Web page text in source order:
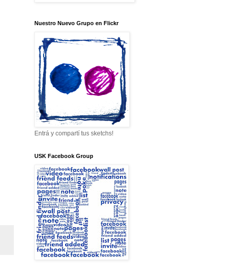
Nuestro Nuevo Grupo en Flickr
Entrá y compartí tus sketchs!
USK Facebook Group